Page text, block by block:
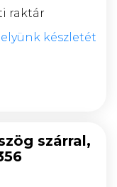
raktár
készletét
szárral,